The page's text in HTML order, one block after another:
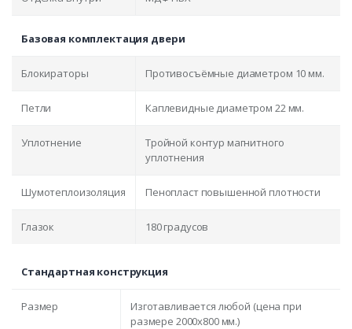
Базовая комплектация двери
Блокираторы Противосъёмные диаметром 10 мм.
Петли Каплевидные диаметром 22 мм.
Уплотнение
Тройной контур магнитного
уплотнения
Шумотеплоизоляция Пенопласт повышенной плотности
Глазок 180 градусов
Стандартная конструкция
Размер
Изготавливается любой (цена при
размере 2000x800 мм.)